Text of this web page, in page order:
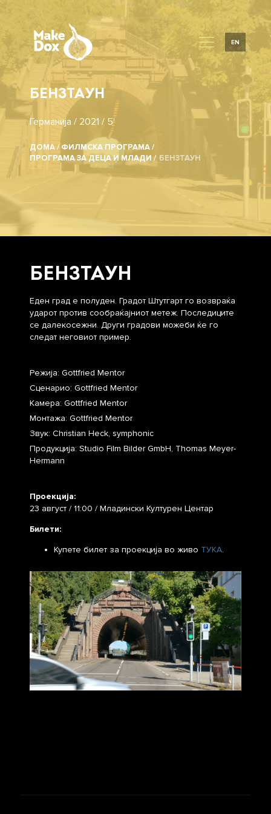
EN
БЕНЗТАУН
Германија / 2021 / 5'
ДОМА / ФИЛМСКА ПРОГРАМА /
ПРОГРАМА ЗА ДЕЦА И МЛАДИ / БЕНЗТАУН
БЕНЗТАУН
Еден град е полуден. Градот Штутгарт го возвраќа
ударот против сообраќајниот метеж. Последиците
се далекосежни. Други градови можеби ќе го
следат неговиот пример.
Режија: Gottfried Mentor
Сценарио: Gottfried Mentor
Камера: Gottfried Mentor
Монтажа: Gottfried Mentor
Звук: Christian Heck, symphonic
Продукција: Studio Film Bilder GmbH, Thomas Meyer-
Hermann
Проекција:
23 август / 11:00 / Младински Културен Центар
Билети:
Купете билет за проекција во живо ТУКА.